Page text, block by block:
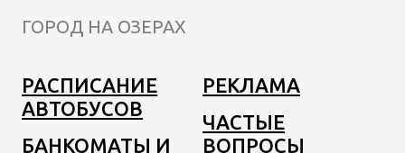
ГОРОД НА ОЗЕРАХ
РАСПИСАНИЕ
АВТОБУСОВ
БАНКОМАТЫ И
РЕКЛАМА
ЧАСТЫЕ
ВОПРОСЫ